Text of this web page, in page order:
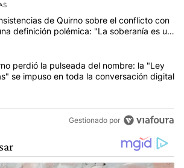
los artículos con más comentarios en los
con el título "Las inconsistencias de
de Quirno sobre el conflicto con
definición polémica: "La soberanía es un
antiguo"
con el título "El Gobierno perdió la
perdió la pulseada del nombre: la "Ley
se impuso en toda la conversación digital
Gestionado por